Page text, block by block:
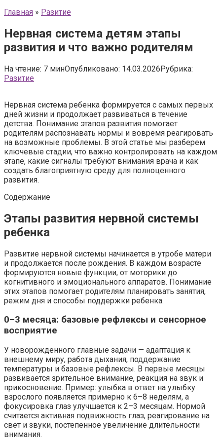
Главная » Разитие
Нервная система детям этапы
развития и что важно родителям
На чтение: 7 минОпубликовано: 14.03.2026Рубрика:
Разитие
Нервная система ребенка формируется с самых первых
дней жизни и продолжает развиваться в течение
детства. Понимание этапов развития помогает
родителям распознавать нормы и вовремя реагировать
на возможные проблемы. В этой статье мы разберем
ключевые стадии, что важно контролировать на каждом
этапе, какие сигналы требуют внимания врача и как
создать благоприятную среду для полноценного
развития.
Содержание
Этапы развития нервной системы
ребенка
Развитие нервной системы начинается в утробе матери
и продолжается после рождения. В каждом возрасте
формируются новые функции, от моторики до
когнитивного и эмоционального аппаратов. Понимание
этих этапов помогает родителям планировать занятия,
режим дня и способы поддержки ребенка.
0–3 месяца: базовые рефлексы и сенсорное
восприятие
У новорожденного главные задачи — адаптация к
внешнему миру, работа дыхания, поддержание
температуры и базовые рефлексы. В первые месяцы
развивается зрительное внимание, реакция на звук и
прикосновение. Пример: улыбка в ответ на улыбку
взрослого появляется примерно к 6–8 неделям, а
фокусировка глаз улучшается к 2–3 месяцам. Нормой
считается активная подвижность глаз, реагирование на
свет и звуки, постепенное увеличение длительности
внимания.